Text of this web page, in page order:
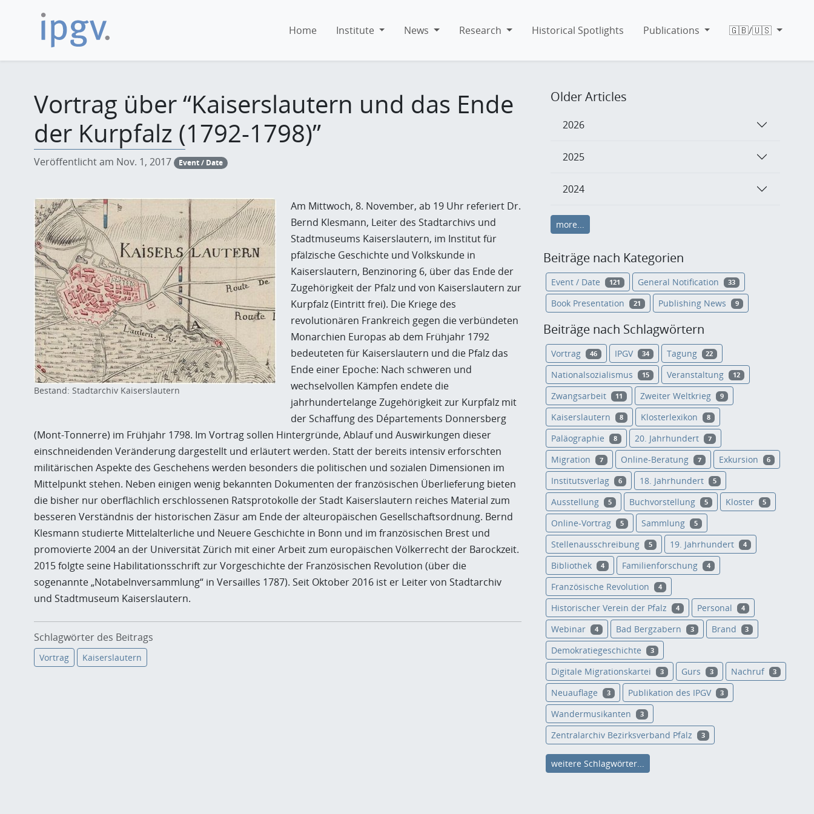
Home Institute News Research Historical Spotlights Publications 🇬🇧/🇺🇸
Vortrag über “Kaiserslautern und das Ende
der Kurpfalz (1792-1798)”
Veröffentlicht am Nov. 1, 2017 Event / Date
Bestand: Stadtarchiv Kaiserslautern
Am Mittwoch, 8. November, ab 19 Uhr referiert Dr.
Bernd Klesmann, Leiter des Stadtarchivs und
Stadtmuseums Kaiserslautern, im Institut für
pfälzische Geschichte und Volkskunde in
Kaiserslautern, Benzinoring 6, über das Ende der
Zugehörigkeit der Pfalz und von Kaiserslautern zur
Kurpfalz (Eintritt frei). Die Kriege des
revolutionären Frankreich gegen die verbündeten
Monarchien Europas ab dem Frühjahr 1792
bedeuteten für Kaiserslautern und die Pfalz das
Ende einer Epoche: Nach schweren und
wechselvollen Kämpfen endete die
jahrhundertelange Zugehörigkeit zur Kurpfalz mit
der Schaffung des Départements Donnersberg
(Mont-Tonnerre) im Frühjahr 1798. Im Vortrag sollen Hintergründe, Ablauf und Auswirkungen dieser
einschneidenden Veränderung dargestellt und erläutert werden. Statt der bereits intensiv erforschten
militärischen Aspekte des Geschehens werden besonders die politischen und sozialen Dimensionen im
Mittelpunkt stehen. Neben einigen wenig bekannten Dokumenten der französischen Überlieferung bieten
die bisher nur oberflächlich erschlossenen Ratsprotokolle der Stadt Kaiserslautern reiches Material zum
besseren Verständnis der historischen Zäsur am Ende der alteuropäischen Gesellschaftsordnung. Bernd
Klesmann studierte Mittelalterliche und Neuere Geschichte in Bonn und im französischen Brest und
promovierte 2004 an der Universität Zürich mit einer Arbeit zum europäischen Völkerrecht der Barockzeit.
2015 folgte seine Habilitationsschrift zur Vorgeschichte der Französischen Revolution (über die
sogenannte „Notabelnversammlung“ in Versailles 1787). Seit Oktober 2016 ist er Leiter von Stadtarchiv
und Stadtmuseum Kaiserslautern.
Schlagwörter des Beitrags
Vortrag Kaiserslautern
Older Articles
2026
2025
2024
more...
Beiträge nach Kategorien
Event / Date 121 General Notification 33
Book Presentation 21 Publishing News 9
Beiträge nach Schlagwörtern
Vortrag 46 IPGV 34 Tagung 22
Nationalsozialismus 15 Veranstaltung 12
Zwangsarbeit 11 Zweiter Weltkrieg 9
Kaiserslautern 8 Klosterlexikon 8
Paläographie 8 20. Jahrhundert 7
Migration 7 Online-Beratung 7 Exkursion 6
Institutsverlag 6 18. Jahrhundert 5
Ausstellung 5 Buchvorstellung 5 Kloster 5
Online-Vortrag 5 Sammlung 5
Stellenausschreibung 5 19. Jahrhundert 4
Bibliothek 4 Familienforschung 4
Französische Revolution 4
Historischer Verein der Pfalz 4 Personal 4
Webinar 4 Bad Bergzabern 3 Brand 3
Demokratiegeschichte 3
Digitale Migrationskartei 3 Gurs 3 Nachruf 3
Neuauflage 3 Publikation des IPGV 3
Wandermusikanten 3
Zentralarchiv Bezirksverband Pfalz 3
weitere Schlagwörter...